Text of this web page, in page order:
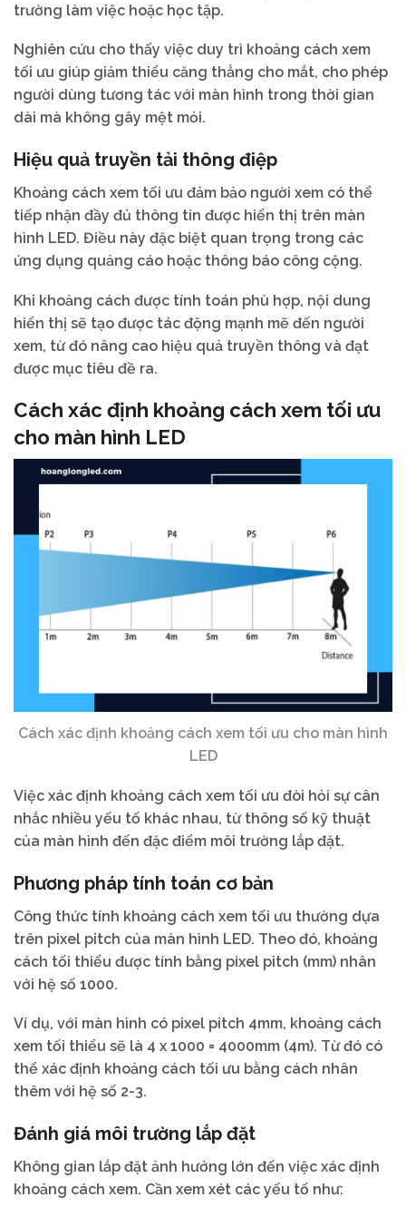
trường làm việc hoặc học tập.
Nghiên cứu cho thấy việc duy trì khoảng cách xem
tối ưu giúp giảm thiểu căng thẳng cho mắt, cho phép
người dùng tương tác với màn hình trong thời gian
dài mà không gây mệt mỏi.
Hiệu quả truyền tải thông điệp
Khoảng cách xem tối ưu đảm bảo người xem có thể
tiếp nhận đầy đủ thông tin được hiển thị trên màn
hình LED. Điều này đặc biệt quan trọng trong các
ứng dụng quảng cáo hoặc thông báo công cộng.
Khi khoảng cách được tính toán phù hợp, nội dung
hiển thị sẽ tạo được tác động mạnh mẽ đến người
xem, từ đó nâng cao hiệu quả truyền thông và đạt
được mục tiêu đề ra.
Cách xác định khoảng cách xem tối ưu
cho màn hình LED
Cách xác định khoảng cách xem tối ưu cho màn hình
LED
Việc xác định khoảng cách xem tối ưu đòi hỏi sự cân
nhắc nhiều yếu tố khác nhau, từ thông số kỹ thuật
của màn hình đến đặc điểm môi trường lắp đặt.
Phương pháp tính toán cơ bản
Công thức tính khoảng cách xem tối ưu thường dựa
trên pixel pitch của màn hình LED. Theo đó, khoảng
cách tối thiểu được tính bằng pixel pitch (mm) nhân
với hệ số 1000.
Ví dụ, với màn hình có pixel pitch 4mm, khoảng cách
xem tối thiểu sẽ là 4 x 1000 = 4000mm (4m). Từ đó có
thể xác định khoảng cách tối ưu bằng cách nhân
thêm với hệ số 2-3.
Đánh giá môi trường lắp đặt
Không gian lắp đặt ảnh hưởng lớn đến việc xác định
khoảng cách xem. Cần xem xét các yếu tố như: